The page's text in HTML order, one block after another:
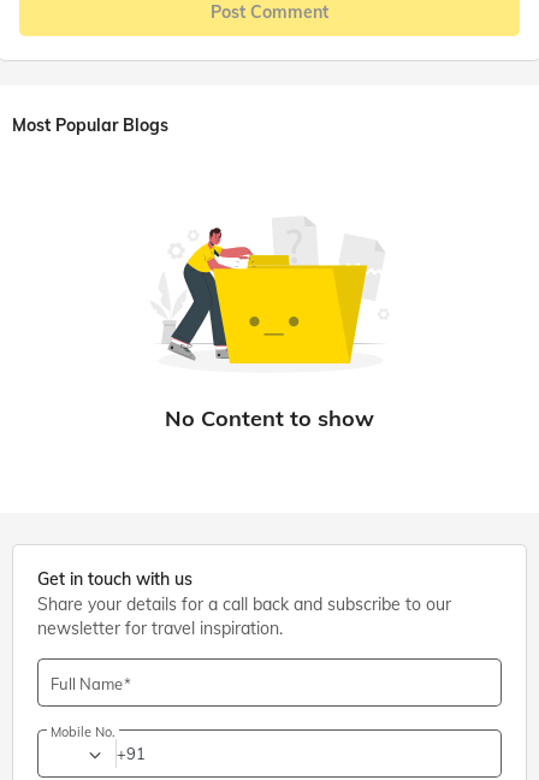
Post Comment
Most Popular Blogs
Get in touch with us
Share your details for a call back and subscribe to our
newsletter for travel inspiration.
Full Name
Mobile No.
+91